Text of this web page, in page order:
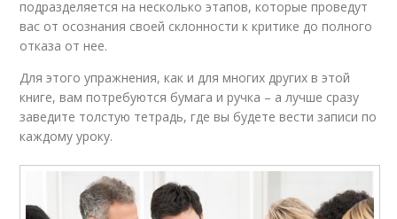
подразделяется на несколько этапов, которые проведут
вас от осознания своей склонности к критике до полного
отказа от нее.
Для этого упражнения, как и для многих других в этой
книге, вам потребуются бумага и ручка – а лучше сразу
заведите толстую тетрадь, где вы будете вести записи по
каждому уроку.